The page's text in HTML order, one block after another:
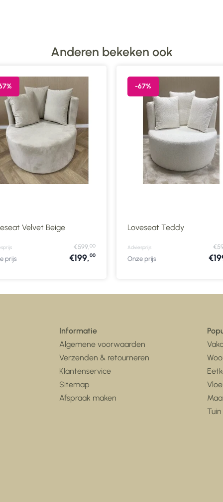
Anderen bekeken ook
Velvet Beige
€599,00
prijs €199,00
-67%
Loveseat Teddy
Adviesprijs
Onze prijs
Informatie
Algemene voorwaarden
Verzenden & retourneren
Klantenservice
Sitemap
Afspraak maken
Tuin